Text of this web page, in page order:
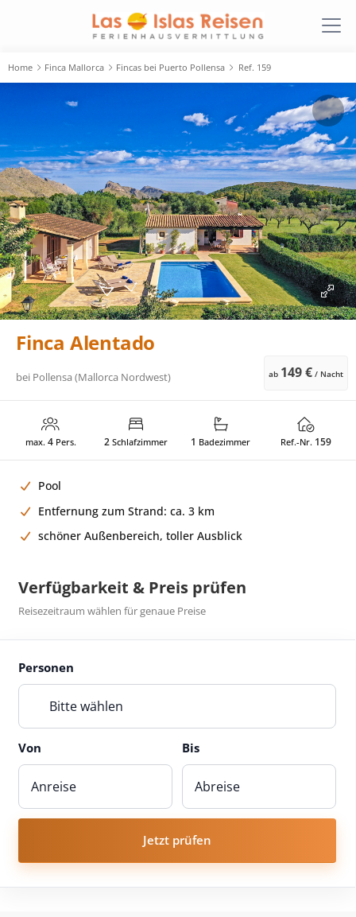
Home Finca Mallorca Fincas bei Puerto Pollensa Ref. 159
Finca Alentado
bei Pollensa (Mallorca Nordwest) ab 149 € / Nacht
max. 4Pers. 2Schlafzimmer 1 Badezimmer Ref.-Nr. 159
Pool
Entfernung zum Strand: ca. 3 km
schöner Außenbereich, toller Ausblick
Verfügbarkeit & Preis prüfen
Reisezeitraum wählen für genaue Preise
Personen
Bitte wählen
Von Bis
Jetzt prüfen